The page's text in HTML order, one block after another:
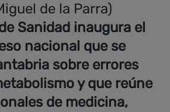
de la Parra)
Sanidad inaugura el
nacional que se
sobre errores
y que reúne
de medicina,